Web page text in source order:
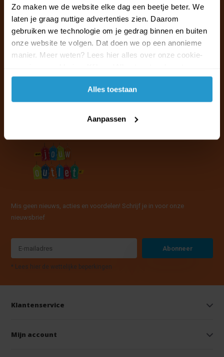
Zo maken we de website elke dag een beetje beter. We
laten je graag nuttige advertenties zien. Daarom
gebruiken we technologie om je gedrag binnen en buiten
onze website te volgen. Dat doen we op een anonieme
manier. Meer weten? Lees hier alles over onze cookie-
accepteren.
Alles toestaan
Aanpassen
Ma t/m vr van 09:30 - 16:00 telefonisch
+31 (0)13 785 62 41
Mis geen nieuws, acties en voordelen! Schrijf je in voor onze
nieuwsbrief
Abonneer
* Lees hier de wettelijke beperkingen
Klantenservice
Mijn account